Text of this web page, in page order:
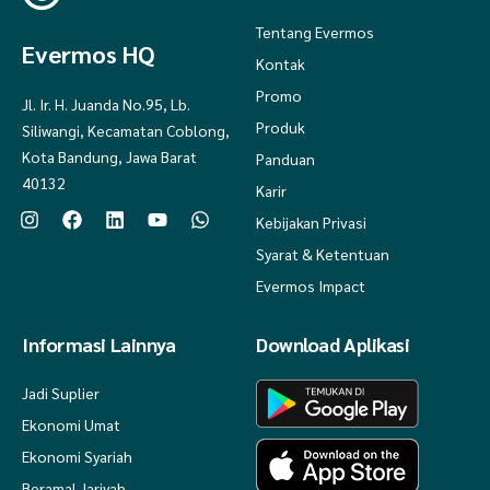
Evermos HQ
Jl. Ir. H. Juanda No.95, Lb.
Siliwangi, Kecamatan Coblong,
Kota Bandung, Jawa Barat
40132
Tentang Evermos
Kontak
Promo
Produk
Panduan
Karir
Kebijakan Privasi
Syarat & Ketentuan
Evermos Impact
Informasi Lainnya
Jadi Suplier
Ekonomi Umat
Ekonomi Syariah
Download Aplikasi